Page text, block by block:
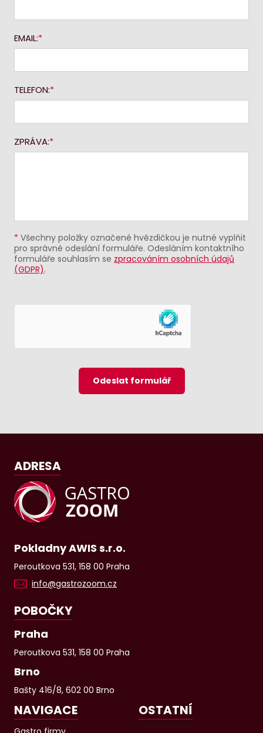
EMAIL:
TELEFON:
ZPRÁVA:
* Všechny položky označené hvězdičkou je nutné vyplňit
pro správné odeslání formuláře. Odesláním kontaktního
formuláře souhlasím se zpracováním osobních údajů
(GDPR).
Odeslat formulář
ADRESA
Pokladny AWIS s.r.o.
Peroutkova 531, 158 00 Praha
info@gastrozoom.cz
POBOČKY
Praha
Peroutkova 531, 158 00 Praha
Brno
Bašty 416/8, 602 00 Brno
NAVIGACE OSTATNÍ